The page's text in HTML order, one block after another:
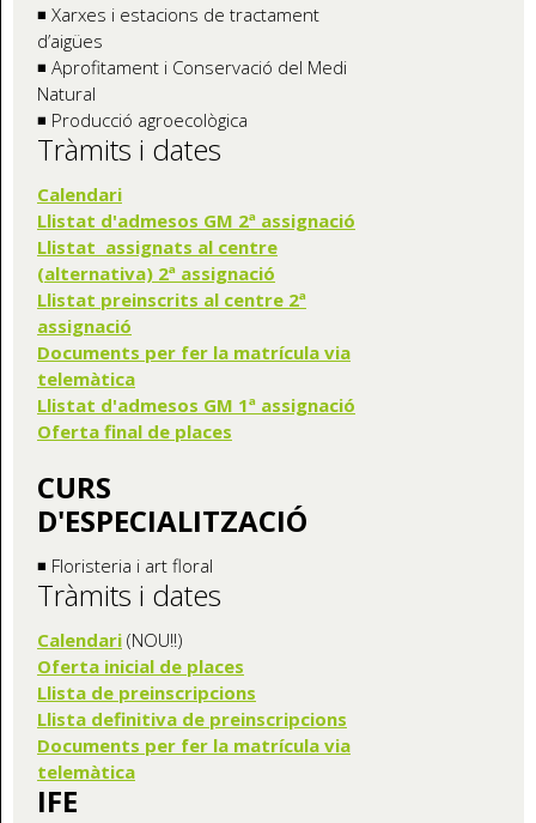
◾ Xarxes i estacions de tractament
d’aigües
◾ Aprofitament i Conservació del Medi
Natural
◾ Producció agroecològica
Tràmits i dates
Calendari
Llistat d'admesos GM 2ª assignació
Llistat assignats al centre
(alternativa) 2ª assignació
Llistat preinscrits al centre 2ª
assignació
Documents per fer la matrícula via
telemàtica
Llistat d'admesos GM 1ª assignació
Oferta final de places
CURS
D'ESPECIALITZACIÓ
◾ Floristeria i art floral
Tràmits i dates
Calendari (NOU!!)
Oferta inicial de places
Llista de preinscripcions
Llista definitiva de preinscripcions
Documents per fer la matrícula via
telemàtica
IFE